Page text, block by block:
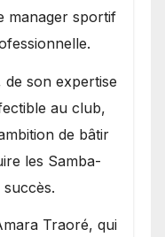
manager sportif
son expertise
au club,
de bâtir
les Samba-
Traoré, qui